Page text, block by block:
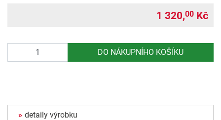
1 320,00 Kč
DO NÁKUPNÍHO KOŠÍKU
detaily výrobku